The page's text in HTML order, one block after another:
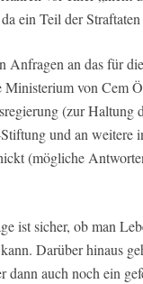
ein Teil der
Anfragen an das für
von Cem
(zur Haltung
und an weitere
(mögliche
ist sicher, ob man
Darüber hinaus
dann auch noch ein